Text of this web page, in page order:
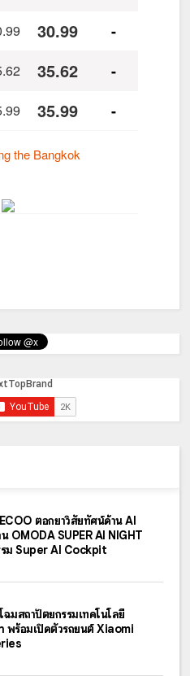
ตอกย้ำวิสัยทัศน์ด้าน AI
OMODA SUPER AI NIGHT
รม Super AI Cockpit
ฉมสถาปัตยกรรมเทคโนโลยี
พร้อมเปิดตัวรถยนต์ Xiaomi